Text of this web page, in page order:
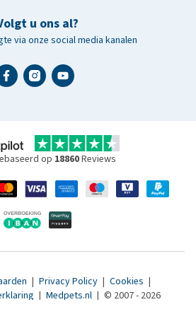
u ons al?
via onze social media kanalen
op 18860Reviews
| Privacy Policy | Cookies |
| Medpets.nl | © 2007 - 2026